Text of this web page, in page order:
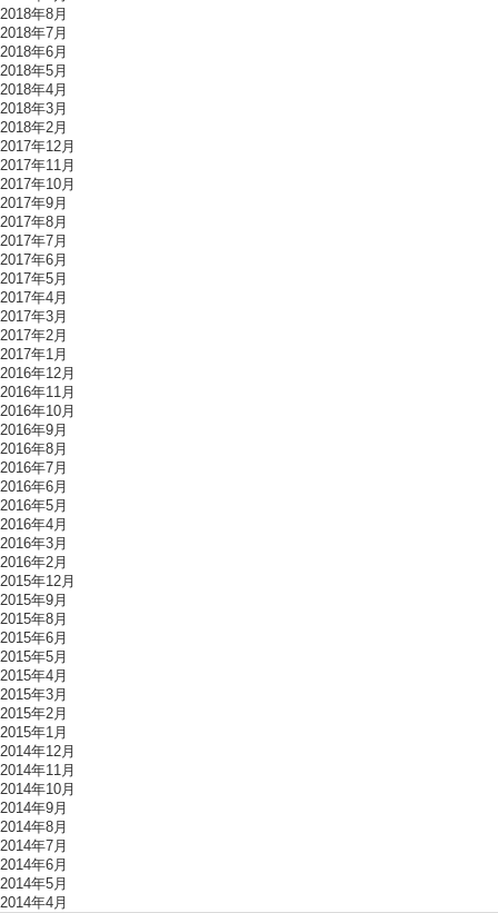
2018年8月
2018年7月
2018年6月
2018年5月
2018年4月
2018年3月
2018年2月
2017年12月
2017年11月
2017年10月
2017年9月
2017年8月
2017年7月
2017年6月
2017年5月
2017年4月
2017年3月
2017年2月
2017年1月
2016年12月
2016年11月
2016年10月
2016年9月
2016年8月
2016年7月
2016年6月
2016年5月
2016年4月
2016年3月
2016年2月
2015年12月
2015年9月
2015年8月
2015年6月
2015年5月
2015年4月
2015年3月
2015年2月
2015年1月
2014年12月
2014年11月
2014年10月
2014年9月
2014年8月
2014年7月
2014年6月
2014年5月
2014年4月